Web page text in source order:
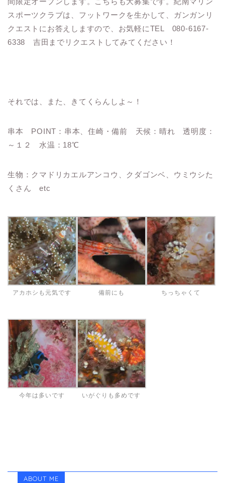
スポーツクラブは、フットワークを生かして、ガンガンリ
クエストにお答えしますので、お気軽にTEL 080-6167-
6338 吉田までリクエストしてみてください！
それでは、また、きてくらんしよ～！
串本 POINT：串本、住崎・備前 天候：晴れ 透明度：
～１２ 水温：18℃
生物：クマドリカエルアンコウ、クダゴンベ、ウミウシた
くさん etc
アカホシも元気です 備前にも ちっちゃくて
今年は多いです いがぐりも多めです
ABOUT ME